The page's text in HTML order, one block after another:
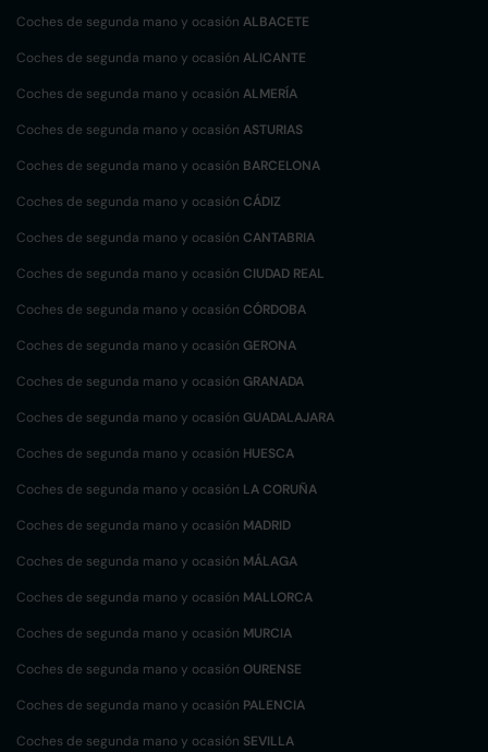
Coches de segunda mano y ocasión ALBACETE
Coches de segunda mano y ocasión ALICANTE
Coches de segunda mano y ocasión ALMERÍA
Coches de segunda mano y ocasión ASTURIAS
Coches de segunda mano y ocasión BARCELONA
Coches de segunda mano y ocasión CÁDIZ
Coches de segunda mano y ocasión CANTABRIA
Coches de segunda mano y ocasión CIUDAD REAL
Coches de segunda mano y ocasión CÓRDOBA
Coches de segunda mano y ocasión GERONA
Coches de segunda mano y ocasión GRANADA
Coches de segunda mano y ocasión GUADALAJARA
Coches de segunda mano y ocasión HUESCA
Coches de segunda mano y ocasión LA CORUÑA
Coches de segunda mano y ocasión MADRID
Coches de segunda mano y ocasión MÁLAGA
Coches de segunda mano y ocasión MALLORCA
Coches de segunda mano y ocasión MURCIA
Coches de segunda mano y ocasión OURENSE
Coches de segunda mano y ocasión PALENCIA
Coches de segunda mano y ocasión SEVILLA